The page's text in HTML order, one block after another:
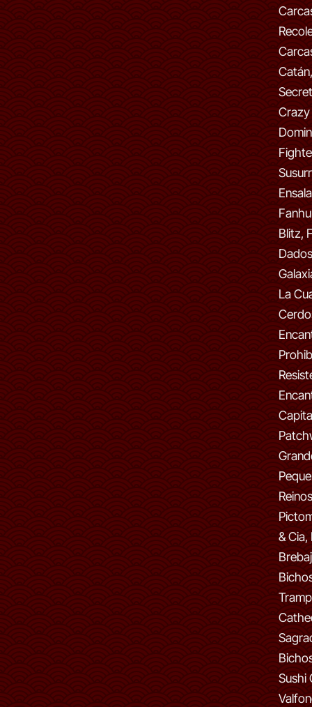
Crazy
Blitz,
La
& Cia,
Sushi